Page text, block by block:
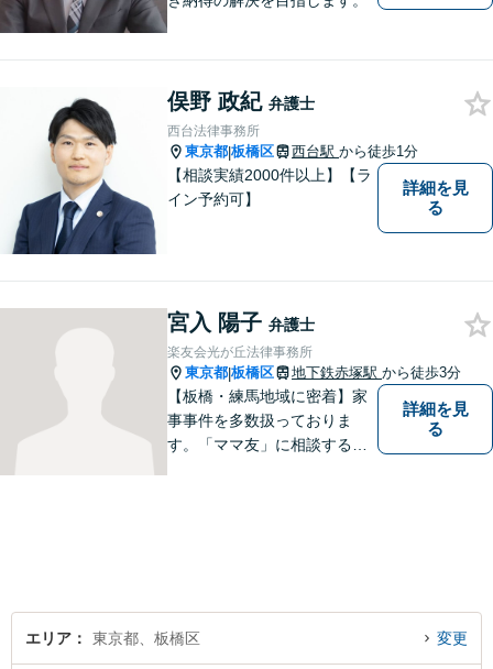
俣野 政紀 弁護士
西台法律事務所
東京都|板橋区 西台駅 から徒歩1分
【相談実績2000件以上】【ラ
イン予約可】
詳細を見
る
宮入 陽子 弁護士
楽友会光が丘法律事務所
東京都|板橋区 地下鉄赤塚駅 から徒歩3分
【板橋・練馬地域に密着】家
事事件を多数扱っておりま
す。「ママ友」に相談するよ
詳細を見
る
エリア 東京都、板橋区 変更